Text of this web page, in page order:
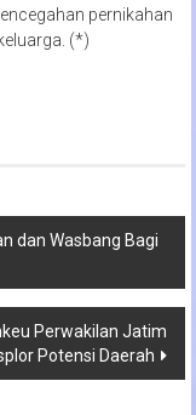
pernikahan
(*)
dan Wasbang Bagi
Perwakilan Jatim
Potensi Daerah